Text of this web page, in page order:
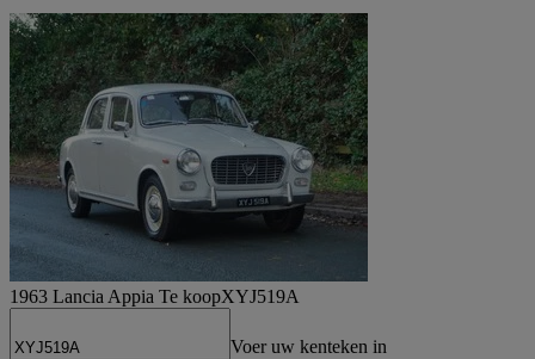
1963 Lancia Appia Te koopXYJ519A
Voer uw kenteken in